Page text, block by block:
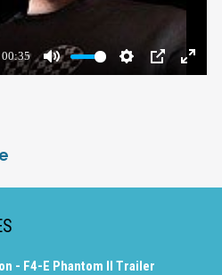
- F4-E Phantom II Trailer